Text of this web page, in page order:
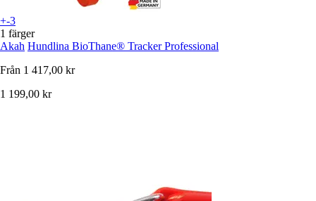
+-3
1 färger
Akah Hundlina BioThane® Tracker Professional
Från 1 417,00 kr
1 199,00 kr